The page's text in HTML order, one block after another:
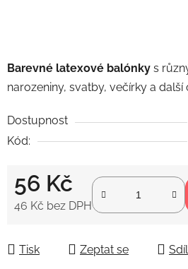
Barevné latexové balónky s
narozeniny, svatby, večírky a další
Dostupnost
Kód:
56 Kč
46 Kč bez DPH
Tisk Zeptat se